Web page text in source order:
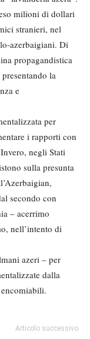
milioni di dollari
stranieri, nel
azerbaigiani. Di
propagandistica
la
e
per
i rapporti con
negli Stati
sulla presunta
secondo con
– acerrimo
nell’intento di
azeri – per
dalla
Articolo successivo